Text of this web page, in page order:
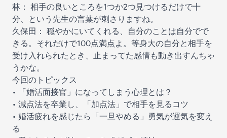
林： 相手の良いところを1つか2つ見つけるだけで十
分、という先生の言葉が刺さりますね。
久保田： 穏やかにいてくれる、自分のことは自分でで
きる。それだけで100点満点よ。等身大の自分と相手を
受け入れられたとき、止まってた感情も動き出すんちゃ
うかな。
今回のトピックス
• 「婚活面接官」になってしまう心理とは？
• 減点法を卒業し、「加点法」で相手を見るコツ
• 婚活疲れを感じたら「一旦やめる」勇気が運気を変え
る